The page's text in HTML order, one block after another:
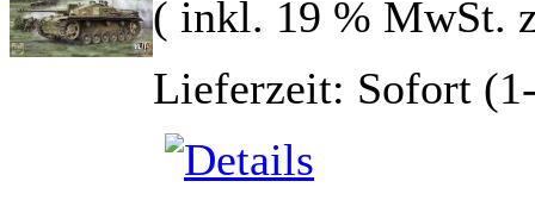
( inkl. 19 % MwSt.
Lieferzeit: Sofort